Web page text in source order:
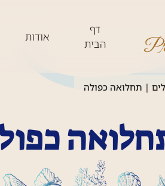
דף
הבית
אודות
| תחלואה כפולה